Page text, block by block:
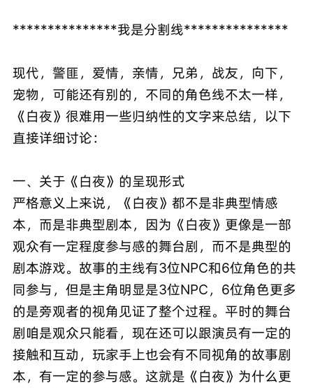
***************我是分割线***************
现代，警匪，爱情，亲情，兄弟，战友，向下，
宠物，可能还有别的，不同的角色线不太一样，
《白夜》很难用一些归纳性的文字来总结，以下
直接详细讨论：
一、关于《白夜》的呈现形式
严格意义上来说，《白夜》都不是非典型情感
本，而是非典型剧本，因为《白夜》更像是一部
观众有一定程度参与感的舞台剧，而不是典型的
剧本游戏。故事的主线有3位NPC和6位角色的共
同参与，但是主角明显是3位NPC，6位角色更多
的是旁观者的视角见证了整个过程。平时的舞台
剧咱是观众只能看，现在还可以跟演员有一定的
接触和互动，玩家手上也会有不同视角的故事剧
本，有一定的参与感。这就是《白夜》为什么更